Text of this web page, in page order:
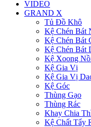
VIDEO
GRAND X
Tủ Đồ Khô
Kệ Chén Bát
Kệ Chén Bát
Kệ Chén Bát
Kệ Xoong
Kệ Gia Vị
Kệ Gia Vị
Kệ Góc
Thùng Gạo
Thùng Rác
Khay Chia
Kệ Chất Tẩy